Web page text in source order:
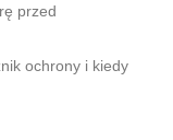
przed
ochrony i kiedy